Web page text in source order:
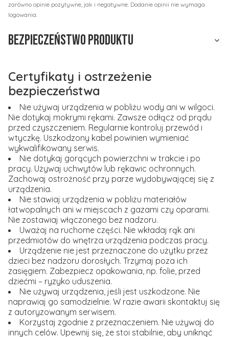
zarówno opinie pozytywne, jak i negatywne. Dodanie opinii nie wymaga
logowania.
Bezpieczeństwo produktu
Certyfikaty i ostrzeżenie
bezpieczeństwa
Nie używaj urządzenia w pobliżu wody ani w wilgoci.
Nie dotykaj mokrymi rękami. Zawsze odłącz od prądu
przed czyszczeniem. Regularnie kontroluj przewód i
wtyczkę. Uszkodzony kabel powinien wymieniać
wykwalifikowany serwis.
Nie dotykaj gorących powierzchni w trakcie i po
pracy. Używaj uchwytów lub rękawic ochronnych.
Zachowaj ostrożność przy parze wydobywającej się z
urządzenia.
Nie stawiaj urządzenia w pobliżu materiałów
łatwopalnych ani w miejscach z gazami czy oparami.
Nie zostawiaj włączonego bez nadzoru.
Uważaj na ruchome części. Nie wkładaj rąk ani
przedmiotów do wnętrza urządzenia podczas pracy.
Urządzenie nie jest przeznaczone do użytku przez
dzieci bez nadzoru dorosłych. Trzymaj poza ich
zasięgiem. Zabezpiecz opakowania, np. folie, przed
dziećmi – ryzyko uduszenia.
Nie używaj urządzenia, jeśli jest uszkodzone. Nie
naprawiaj go samodzielnie. W razie awarii skontaktuj się
z autoryzowanym serwisem.
Korzystaj zgodnie z przeznaczeniem. Nie używaj do
innych celów. Upewnij się, że stoi stabilnie, aby uniknąć